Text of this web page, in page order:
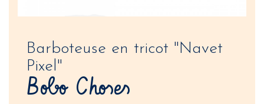
Barboteuse en tricot "Navet
Pixel"
Bobo Choses